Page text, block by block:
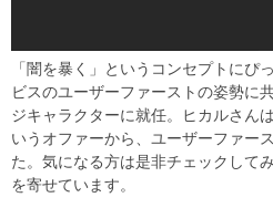
「闇を暴く」というコンセプトにぴ
ビスのユーザーファーストの姿勢に
ジキャラクターに就任。ヒカルさん
いうオファーから、ユーザーファー
た。気になる方は是非チェックして
を寄せています。